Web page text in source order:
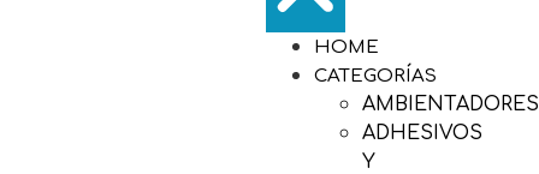
HOME
CATEGORÍAS
AMBIENTADORES
ADHESIVOS
Y